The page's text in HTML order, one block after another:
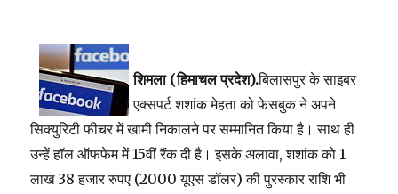
शिमला (हिमाचल प्रदेश).बिलासपुर के साइबर
एक्सपर्ट शशांक मेहता को फेसबुक ने अपने
सिक्युरिटी फीचर में खामी निकालने पर सम्मानित किया है। साथ ही
उन्हें हॉल ऑफफेम में 15वीं रैंक दी है। इसके अलावा, शशांक को 1
लाख 38 हजार रुपए (2000 यूएस डॉलर) की पुरस्कार राशि भी